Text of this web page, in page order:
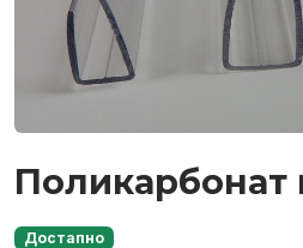
Поликарбонат
Достапно